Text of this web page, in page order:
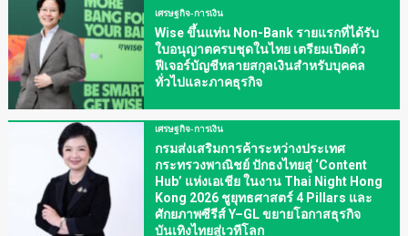
เศรษฐกิจ-การเงิน
Wise ขึ้นแท่น Non-Bank รายแรกที่ได้รับ
ใบอนุญาตครบชุดในไทย เตรียมเปิดตัว
ฟีเจอร์บัญชีหลายสกุลเงินสำหรับบุคคล
ทั่วไปและภาคธุรกิจ
เศรษฐกิจ-การเงิน
กรมส่งเสริมการค้าระหว่างประเทศ
กระทรวงพาณิชย์ ปักธงไทยสู่ ‘Content
Hub’ แห่งเอเชีย ในงาน Thai Night Hong
Kong 2026 ชูยุทธศาสตร์ 4 Pillars และ
ศักยภาพซีรีส์ Y–GL ขยายโอกาสธุรกิจ
บันเทิงไทยสู่เวทีโลก